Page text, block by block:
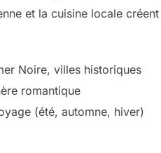
et la cuisine locale
Noire, villes historiques
romantique
(été, automne, hiver)